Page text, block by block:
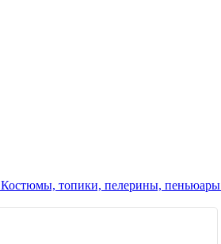
Костюмы, топики, пелерины, пеньюары